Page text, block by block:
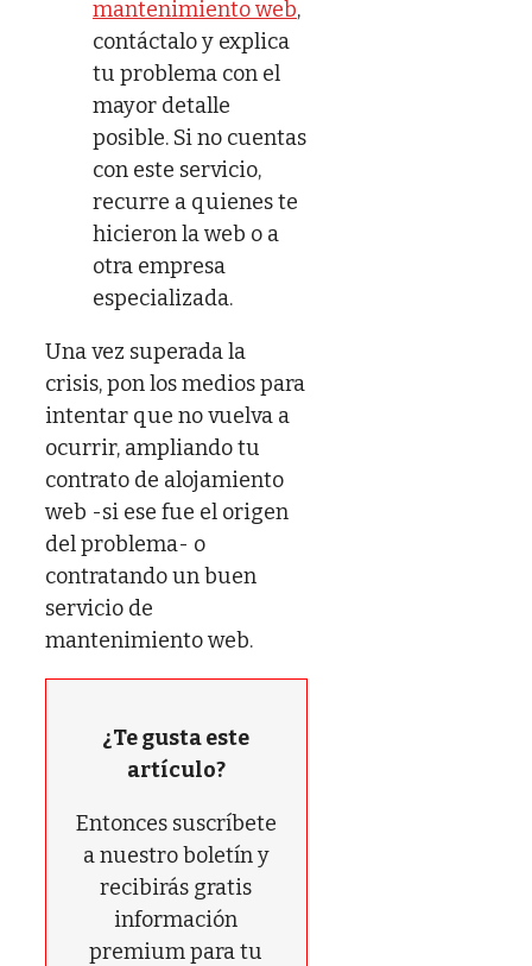
mantenimiento web,
contáctalo y explica
tu problema con el
mayor detalle
posible. Si no cuentas
con este servicio,
recurre a quienes te
hicieron la web o a
otra empresa
especializada.
Una vez superada la
crisis, pon los medios para
intentar que no vuelva a
ocurrir, ampliando tu
contrato de alojamiento
web -si ese fue el origen
del problema- o
contratando un buen
servicio de
mantenimiento web.
¿Te gusta este
artículo?
Entonces suscríbete
a nuestro boletín y
recibirás gratis
información
premium para tu